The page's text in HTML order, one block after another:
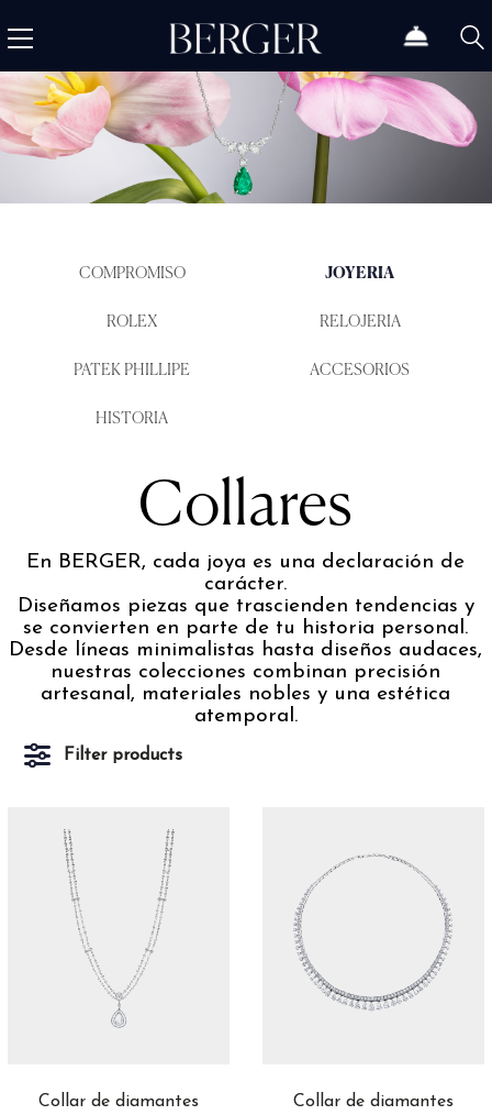
COMPROMISO JOYERIA
ROLEX RELOJERIA
PATEK PHILLIPE ACCESORIOS
HISTORIA
Collares
En BERGER, cada joya es una declaración de
carácter.
Diseñamos piezas que trascienden tendencias y
se convierten en parte de tu historia personal.
Desde líneas minimalistas hasta diseños audaces,
nuestras colecciones combinan precisión
artesanal, materiales nobles y una estética
atemporal.
Filter products
Berger
Marco Bicego
Pomellato 26
Roberto Coin
Material
Oro Rosa 33
Collar de diamantes Collar de diamantes